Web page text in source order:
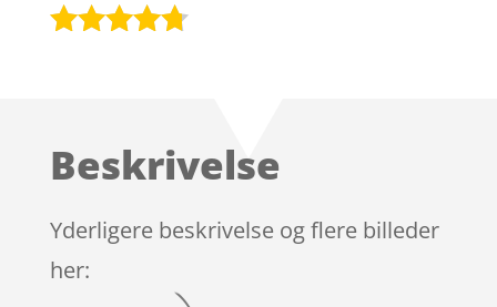
på
mmelser
Beskrivelse
Yderligere beskrivelse og flere billeder
her: